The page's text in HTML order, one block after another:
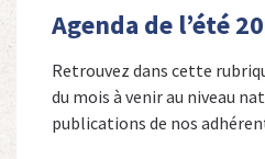
Agenda de l’été
Retrouvez dans cette
du mois à venir au niveau
publications de nos